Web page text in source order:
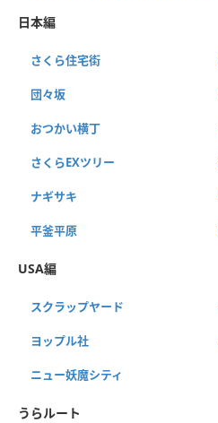
日本編
さくら住宅街
団々坂
おつかい横丁
さくらEXツリー
ナギサキ
平釜平原
USA編
スクラップヤード
ヨップル社
ニュー妖魔シティ
うらルート